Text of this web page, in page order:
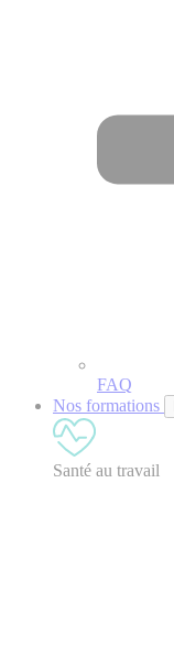
FAQ
Nos formations
Santé au travail